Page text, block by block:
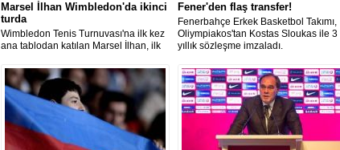
Marsel İlhan Wimbledon'da ikinci
turda
Wimbledon Tenis Turnuvası'na ilk kez
ana tablodan katılan Marsel İlhan, ilk
1 yenerek ikinci tura yükseldi.
Fener'den flaş transfer!
Fenerbahçe Erkek Basketbol Takımı,
Oliympiakos'tan Kostas Sloukas ile 3
yıllık sözleşme imzaladı.